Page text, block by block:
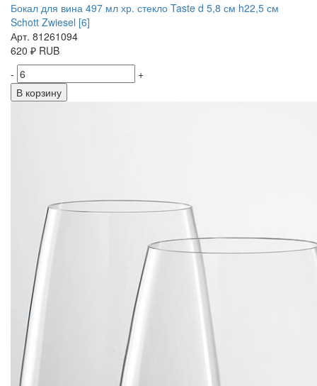
Бокал для вина 497 мл хр. стекло Taste d 5,8 см h22,5 см
Schott Zwiesel [6]
Арт. 81261094
620 ₽ RUB
-
+
В корзину